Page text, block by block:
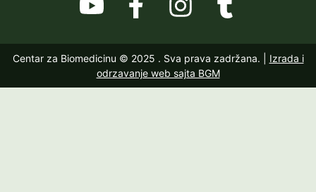
Centar za Biomedicinu © 2025 . Sva prava zadržana. | Izrada i
odrzavanje web sajta BGM